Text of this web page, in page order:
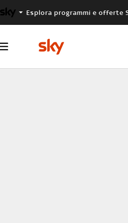
Esplora programmi e offerte